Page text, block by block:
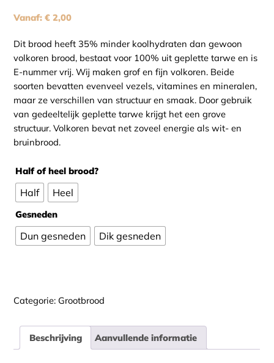
Vanaf:€ 2,00
Dit brood heeft 35% minder koolhydraten dan gewoon
volkoren brood, bestaat voor 100% uit geplette tarwe en is
E-nummer vrij. Wij maken grof en fijn volkoren. Beide
soorten bevatten evenveel vezels, vitamines en mineralen,
maar ze verschillen van structuur en smaak. Door gebruik
van gedeeltelijk geplette tarwe krijgt het een grove
structuur. Volkoren bevat net zoveel energie als wit- en
bruinbrood.
Half of heel brood?
Half Heel
Gesneden
Dun gesneden Dik gesneden
Categorie: Grootbrood
Beschrijving Aanvullende informatie